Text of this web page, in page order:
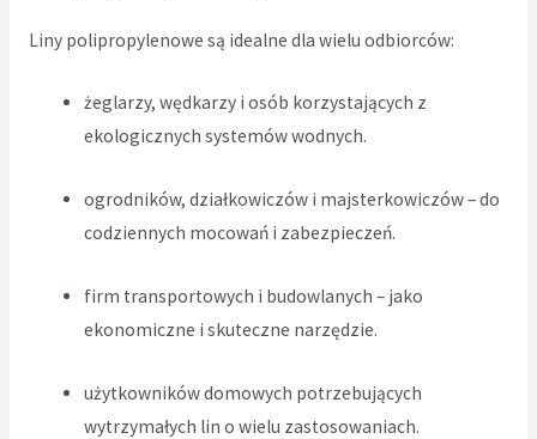
Liny polipropylenowe są idealne dla wielu odbiorców:
żeglarzy, wędkarzy i osób korzystających z
ekologicznych systemów wodnych.
ogrodników, działkowiczów i majsterkowiczów – do
codziennych mocowań i zabezpieczeń.
firm transportowych i budowlanych – jako
ekonomiczne i skuteczne narzędzie.
użytkowników domowych potrzebujących
wytrzymałych lin o wielu zastosowaniach.